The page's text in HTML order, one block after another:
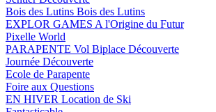
Bois des Lutins Bois des Lutins
EXPLOR GAMES A l'Origine du Futur
Pixelle World
PARAPENTE Vol Biplace Découverte
Journée Découverte
Ecole de Parapente
Foire aux Questions
EN HIVER Location de Ski